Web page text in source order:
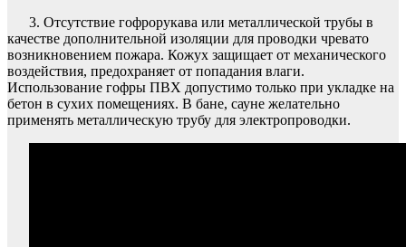
3. Отсутствие гофрорукава или металлической трубы в
качестве дополнительной изоляции для проводки чревато
возникновением пожара. Кожух защищает от механического
воздействия, предохраняет от попадания влаги.
Использование гофры ПВХ допустимо только при укладке на
бетон в сухих помещениях. В бане, сауне желательно
применять металлическую трубу для электропроводки.